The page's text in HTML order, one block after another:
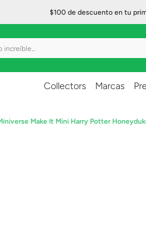
$100 de descuento en tu
increíble...
Collectors Marcas
Make It Mini Harry Potter